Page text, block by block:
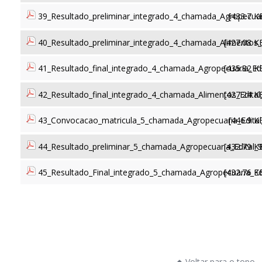
[433.7
[427.08
[435.82
[427.24
[446.9
[432.79
[432.76